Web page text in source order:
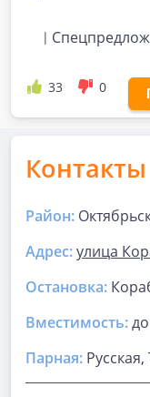
33 0
Контакты
Район:
Адрес:улица
Остановка:
Вместимость:до
Парная: